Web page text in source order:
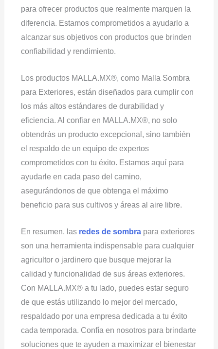
para ofrecer productos que realmente marquen la
diferencia. Estamos comprometidos a ayudarlo a
alcanzar sus objetivos con productos que brinden
confiabilidad y rendimiento.
Los productos MALLA.MX®, como Malla Sombra
para Exteriores, están diseñados para cumplir con
los más altos estándares de durabilidad y
eficiencia. Al confiar en MALLA.MX®, no solo
obtendrás un producto excepcional, sino también
el respaldo de un equipo de expertos
comprometidos con tu éxito. Estamos aquí para
ayudarle en cada paso del camino,
asegurándonos de que obtenga el máximo
beneficio para sus cultivos y áreas al aire libre.
En resumen, las redes de sombrapara exteriores
son una herramienta indispensable para cualquier
agricultor o jardinero que busque mejorar la
calidad y funcionalidad de sus áreas exteriores.
Con MALLA.MX® a tu lado, puedes estar seguro
de que estás utilizando lo mejor del mercado,
respaldado por una empresa dedicada a tu éxito
cada temporada. Confía en nosotros para brindarte
soluciones que te ayuden a maximizar el bienestar